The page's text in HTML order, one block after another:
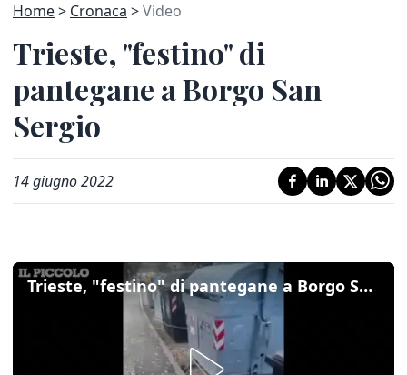
Home Cronaca Video
Trieste, "festino" di
pantegane a Borgo San
Sergio
14 giugno 2022
Trieste, "festino" di pantegane a Borgo San Sergio